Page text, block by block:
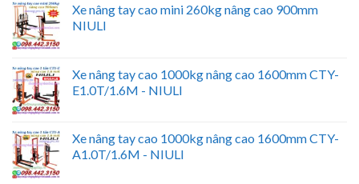
Xe nâng tay cao mini 260kg nâng cao 900mm
NIULI
Xe nâng tay cao 1000kg nâng cao 1600mm CTY-
E1.0T/1.6M - NIULI
Xe nâng tay cao 1000kg nâng cao 1600mm CTY-
A1.0T/1.6M - NIULI